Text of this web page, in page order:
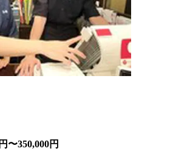
円〜350,000円